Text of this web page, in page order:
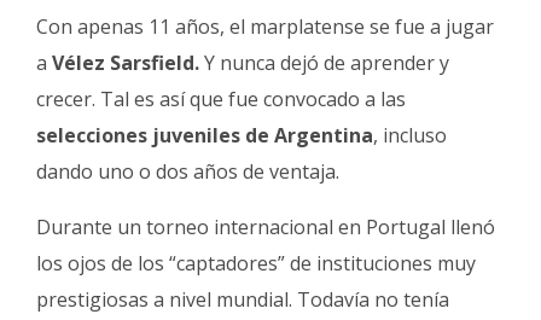
Con apenas 11 años, el marplatense se fue a jugar
a Vélez Sarsfield.Y nunca dejó de aprender y
crecer. Tal es así que fue convocado a las
selecciones juveniles de Argentina, incluso
dando uno o dos años de ventaja.
Durante un torneo internacional en Portugal llenó
los ojos de los “captadores” de instituciones muy
prestigiosas a nivel mundial. Todavía no tenía